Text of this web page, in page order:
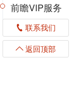
前瞻VIP服务
联系我们
返回顶部